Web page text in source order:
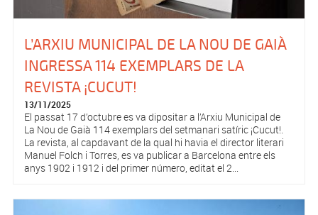
L’ARXIU MUNICIPAL DE LA NOU DE GAIÀ
INGRESSA 114 EXEMPLARS DE LA
REVISTA ¡CUCUT!
13/11/2025
El passat 17 d’octubre es va dipositar a l’Arxiu Municipal de
La Nou de Gaià 114 exemplars del setmanari satíric ¡Cucut!.
La revista, al capdavant de la qual hi havia el director literari
Manuel Folch i Torres, es va publicar a Barcelona entre els
anys 1902 i 1912 i del primer número, editat el 2...